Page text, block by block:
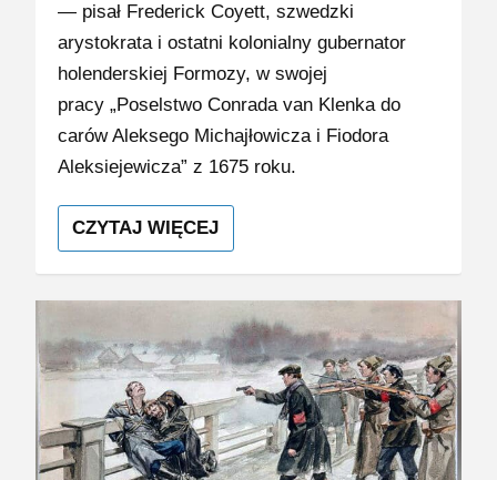
— pisał Frederick Coyett, szwedzki
arystokrata i ostatni kolonialny gubernator
holenderskiej Formozy, w swojej
pracy „Poselstwo Conrada van Klenka do
carów Aleksego Michajłowicza i Fiodora
Aleksiejewicza” z 1675 roku.
CZYTAJ WIĘCEJ